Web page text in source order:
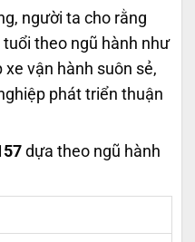
người ta cho rằng
theo ngũ hành như
xe vận hành suôn sẻ,
phát triển thuận
dựa theo ngũ hành